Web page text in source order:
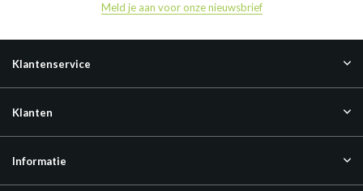
Meld je aan voor onze nieuwsbrief
Klantenservice
Klanten
Informatie